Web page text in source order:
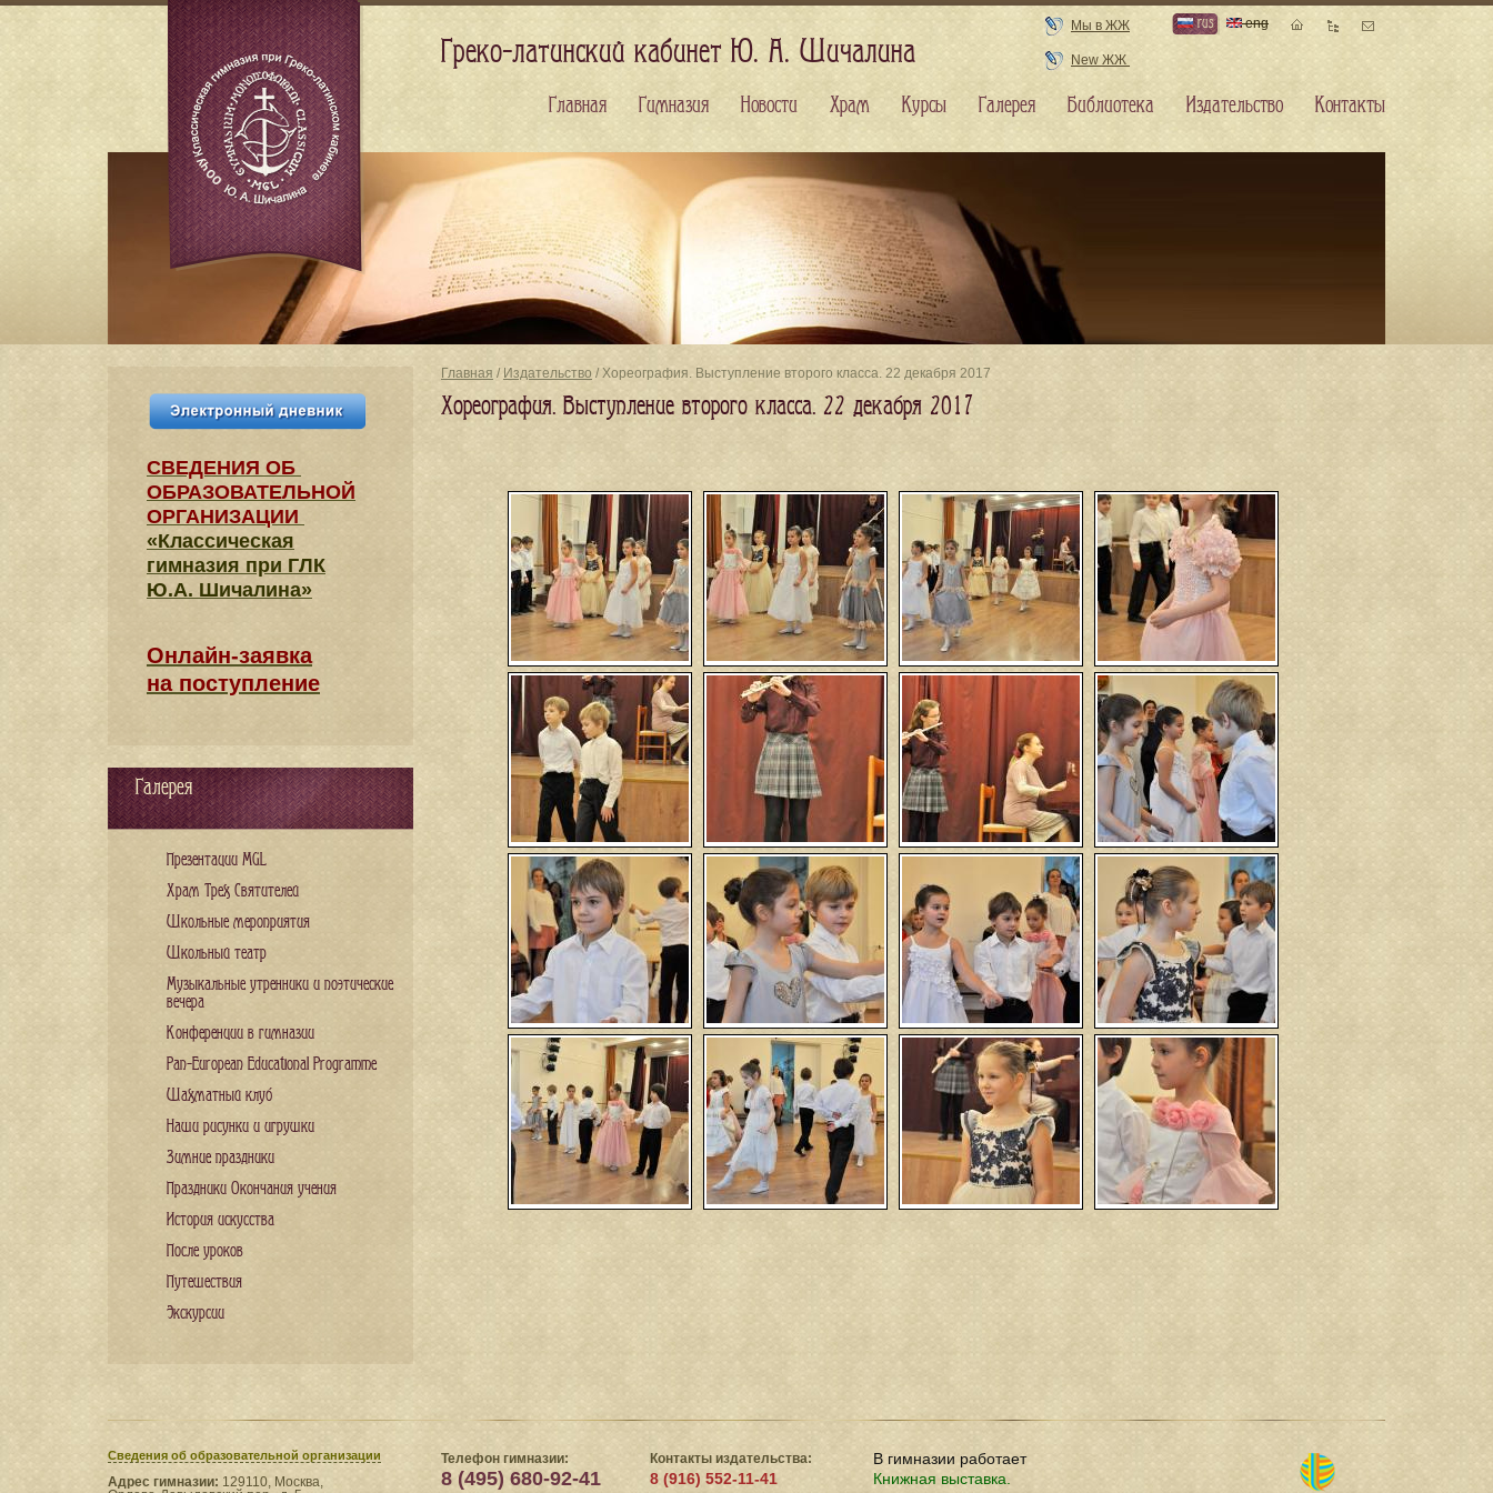
Главная / Издательство / Хореография. Выступление второго класса. 22 декабря 2017
Хореография. Выступление второго класса. 22 декабря 2017
СВЕДЕНИЯ​ ОБ
ОБРАЗОВАТЕЛЬНОЙ
ОРГАНИЗАЦИИ
«Классическая
гимназия при ГЛК
Ю.А. Шичалина»
Онлайн-заявка
на поступление
Галерея
Презентации MGL
Храм Трех Святителей
Школьные мероприятия
Школьный театр
Музыкальные утренники и поэтические
вечера
Конференции в гимназии
Pan-European Educational Programme
Шахматный клуб
Наши рисунки и игрушки
Зимние праздники
Праздники Окончания учения
История искусства
После уроков
Путешествия
Экскурсии
Сведения​ об образовательной организации
Адрес гимназии: 129110, Москва,
Телефон гимназии:
8 (495) 680-92-41
Контакты издательства:
8 (916) 552-11-41
В гимназии работает
Книжная выставка.
Греко-латинский кабинет Ю. А. Шичалина
Мы в ЖЖ
New ЖЖ
rus eng
Главная Гимназия Новости Храм Курсы Галерея Библиотека Издательство Контакты